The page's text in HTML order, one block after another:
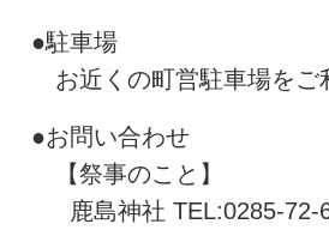
●駐車場
お近くの町営駐車場をご
●お問い合わせ
【祭事のこと】
鹿島神社 TEL:0285-